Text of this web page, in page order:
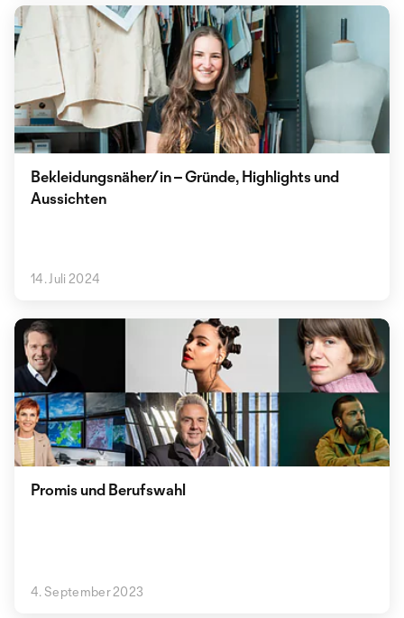
Bekleidungsnäher/in – Gründe, Highlights und
Aussichten
14. Juli 2024
Promis und Berufswahl
4. September 2023